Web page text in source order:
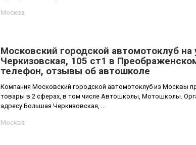
Москва
Московский городской автомотоклуб
Черкизовская, 105 ст1 в
телефон, отзывы об автошколе
Компания Московский городской автомотоклуб из Москвы
товары в 2 сферах, в том числе Автошколы, Мотошколы.
адресу Большая Черкизовская, ...
Москва